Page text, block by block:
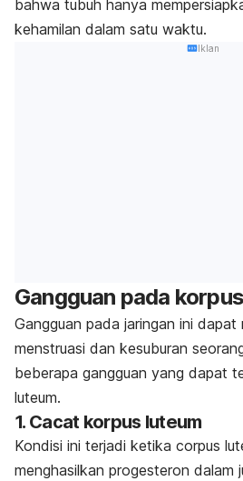
bahwa tubuh hanya
kehamilan dalam satu waktu.
Iklan
Gangguan pada
Gangguan pada jaringan ini dapat
menstruasi dan kesuburan
beberapa gangguan yang dapat
luteum.
1. Cacat korpus luteum
Kondisi ini terjadi ketika corpus
menghasilkan progesteron dalam